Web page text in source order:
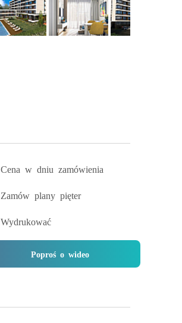
Cena w dniu zamówienia
Zamów plany pięter
Wydrukować
Poproś o wideo